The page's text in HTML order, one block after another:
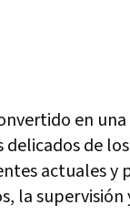
en
de los
actuales y
la supervisión